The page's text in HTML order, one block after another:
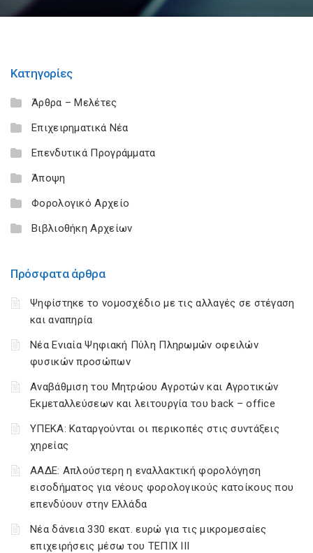
Κατηγορίες
Άρθρα – Μελέτες
Επιχειρηματικά Νέα
Επενδυτικά Προγράμματα
Άποψη
Φορολογικό Αρχείο
Βιβλιοθήκη Αρχείων
Πρόσφατα άρθρα
Ψηφίστηκε το νομοσχέδιο με τις αλλαγές σε στέγαση
και αναπηρία
Νέα Ενιαία Ψηφιακή Πύλη Πληρωμών οφειλών
φυσικών προσώπων
Αναβάθμιση του Μητρώου Αγροτών και Αγροτικών
Εκμεταλλεύσεων και λειτουργία του back – office
ΥΠΕΚΑ: Καταργούνται οι περικοπές στις συντάξεις
χηρείας
ΑΑΔΕ: Απλούστερη η εναλλακτική φορολόγηση
εισοδήματος για νέους φορολογικούς κατοίκους που
επενδύουν στην Ελλάδα
Νέα δάνεια 330 εκατ. ευρώ για τις μικρομεσαίες
επιχειρήσεις μέσω του ΤΕΠΙΧ ΙΙΙ